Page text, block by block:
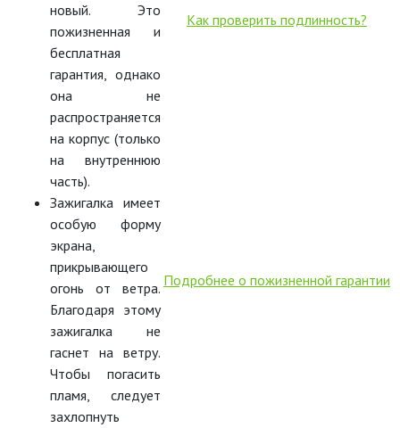
новый. Это
пожизненная и
бесплатная
гарантия, однако
она не
распространяется
на корпус (только
на внутреннюю
часть).
Зажигалка имеет
особую форму
экрана,
прикрывающего
огонь от ветра.
Благодаря этому
зажигалка не
гаснет на ветру.
Чтобы погасить
пламя, следует
захлопнуть
Как проверить подлинность?
Подробнее о пожизненной гарантии